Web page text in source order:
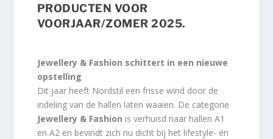
PRODUCTEN VOOR
VOORJAAR/ZOMER 2025.
Jewellery & Fashion schittert in een nieuwe
opstelling
Dit jaar heeft Nordstil een frisse wind door de
indeling van de hallen laten waaien. De categorie
Jewellery & Fashion is verhuisd naar hallen A1
en A2 en bevindt zich nu dicht bij het lifestyle- en